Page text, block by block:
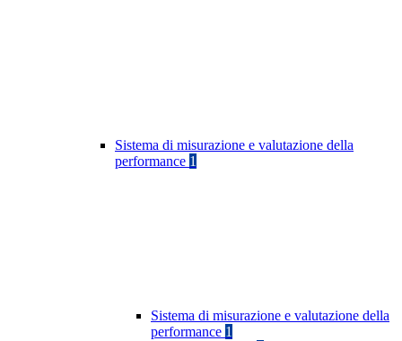
Sistema di misurazione e valutazione della
performance 1
Sistema di misurazione e valutazione della
performance 1